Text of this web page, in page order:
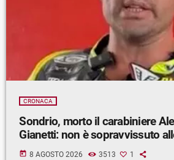
CRONACA
Sondrio, morto il carabiniere
Gianetti: non è sopravvissuto
today 8 AGOSTO 2026 3513 1